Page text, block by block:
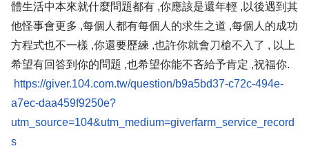
體生活中本來就什麼問題都有 ,你應該是還年輕 ,以後遇到其
他怪事會更多 ,每個人都有每個人的求生之道 ,每個人的成功
方程式也不一樣 ,你還要歷練 ,也許你就會刀槍不入了 , 以上
希望有回答到你的問題 ,也希望你能不吝給予肯定 ,祝福你.
https://giver.104.com.tw/question/b9a5bd37-c72c-494e-
a7ec-daa459f9250e?
utm_source=104&utm_medium=giverfarm_service_record
s